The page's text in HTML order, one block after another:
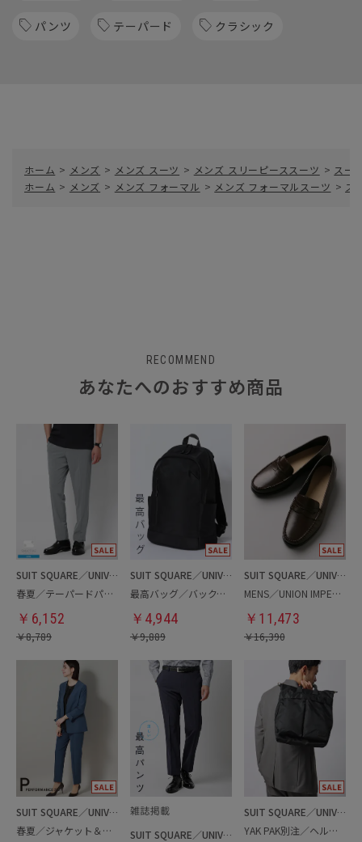
パンツ テーパード クラシック
ホーム > メンズ > メンズ スーツ > メンズ スリーピーススーツ > スー
ホーム > メンズ > メンズ フォーマル > メンズ フォーマルスーツ > ス
RECOMMEND
あなたへのおすすめ商品
SUIT SQUARE／UNIVERSAL LANGUAGE
春夏／テーパードパンツ
￥ 6,152
￥8,789
SUIT SQUARE／UNIVERSAL LANGUAGE
最高バッグ／バックパック
￥ 4,944
￥9,889
SUIT SQUARE／UNIVERSAL LANGUAGE
MENS／UNION IMPERIAL監修／コインローファー
￥ 11,473
￥16,390
SUIT SQUARE／UNIVERSAL LANGUAGE／WHITE
春夏／ジャケット＆パンツセットアップ／洗濯ネット付き
SUIT SQUARE／UNIVERSAL LANGUAGE
SUIT SQUARE／UNIVERSAL LANGUAGE
YAK PAK別注／ヘルメットバッグ